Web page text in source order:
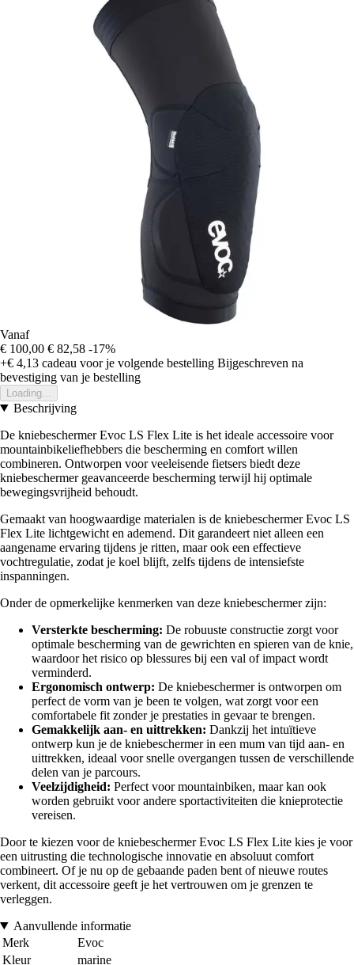
Vanaf
€ 100,00 € 82,58 -17%
+€ 4,13 cadeau voor je volgende bestelling Bijgeschreven na
bevestiging van je bestelling
Loading...
Beschrijving
De kniebeschermer Evoc LS Flex Lite is het ideale accessoire voor
mountainbikeliefhebbers die bescherming en comfort willen
combineren. Ontworpen voor veeleisende fietsers biedt deze
kniebeschermer geavanceerde bescherming terwijl hij optimale
bewegingsvrijheid behoudt.
Gemaakt van hoogwaardige materialen is de kniebeschermer Evoc LS
Flex Lite lichtgewicht en ademend. Dit garandeert niet alleen een
aangename ervaring tijdens je ritten, maar ook een effectieve
vochtregulatie, zodat je koel blijft, zelfs tijdens de intensiefste
inspanningen.
Onder de opmerkelijke kenmerken van deze kniebeschermer zijn:
Versterkte bescherming: De robuuste constructie zorgt voor
optimale bescherming van de gewrichten en spieren van de knie,
waardoor het risico op blessures bij een val of impact wordt
verminderd.
Ergonomisch ontwerp: De kniebeschermer is ontworpen om
perfect de vorm van je been te volgen, wat zorgt voor een
comfortabele fit zonder je prestaties in gevaar te brengen.
Gemakkelijk aan- en uittrekken: Dankzij het intuïtieve
ontwerp kun je de kniebeschermer in een mum van tijd aan- en
uittrekken, ideaal voor snelle overgangen tussen de verschillende
delen van je parcours.
Veelzijdigheid: Perfect voor mountainbiken, maar kan ook
worden gebruikt voor andere sportactiviteiten die knieprotectie
vereisen.
Door te kiezen voor de kniebeschermer Evoc LS Flex Lite kies je voor
een uitrusting die technologische innovatie en absoluut comfort
combineert. Of je nu op de gebaande paden bent of nieuwe routes
verkent, dit accessoire geeft je het vertrouwen om je grenzen te
verleggen.
Aanvullende informatie
Merk
Evoc
Kleur
marine